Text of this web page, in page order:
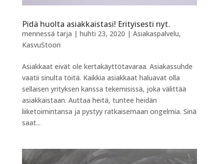
Pidä huolta asiakkaistasi! Erityisesti nyt.
mennessä tarja | huhti 23, 2020 | Asiakaspalvelu,
KasvuStoori
Asiakkaat eivät ole kertakäyttötavaraa. Asiakassuhde
vaatii sinulta töitä. Kaikkia asiakkaat haluavat olla
sellaisen yrityksen kanssa tekemisissä, joka välittää
asiakkaistaan. Auttaa heitä, tuntee heidän
liiketoimintansa ja pystyy ratkaisemaan ongelmia. Sinä
saat...